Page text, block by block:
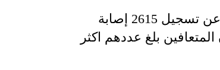
اعلنت المتحدثة بأسم وزارة الصحة الايرانية سيما سادات لاري، عن تسجيل 2615 إصابة
الى ان المتعافين بلغ عددهم اكثر